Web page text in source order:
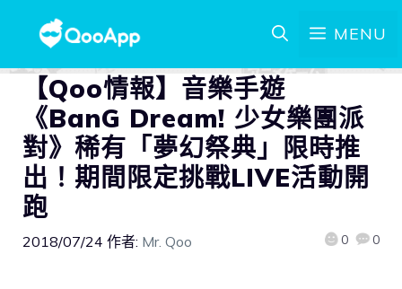
MENU
【Qoo情報】音樂手遊
《BanG Dream! 少女樂團派
對》稀有「夢幻祭典」限時推
出！期間限定挑戰LIVE活動開
跑
2018/07/24 作者: Mr. Qoo 0 0